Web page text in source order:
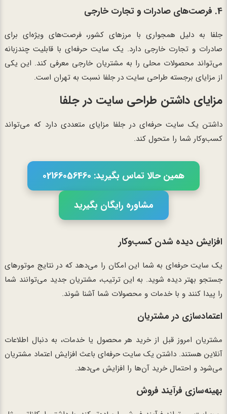
4. فرصت‌های صادرات و تجارت خارجی
جلفا به دلیل همجواری با مرزهای کشور، فرصت‌های ویژه‌ای برای
صادرات و تجارت خارجی دارد. یک سایت حرفه‌ای با قابلیت چندزبانه
می‌تواند محصولات محلی را به مشتریان خارجی معرفی کند. این یکی
از مزایای برجسته طراحی سایت در جلفا نسبت به تهران است.
مزایای داشتن طراحی سایت در جلفا
داشتن یک سایت حرفه‌ای در جلفا مزایای متعددی دارد که می‌تواند
کسب‌وکار شما را متحول کند.
همین حالا تماس بگیرید: 02166056460
مشاوره رایگان بگیرید
افزایش دیده شدن کسب‌وکار
یک سایت حرفه‌ای به شما این امکان را می‌دهد که در نتایج موتورهای
جستجو بهتر دیده شوید. به این ترتیب، مشتریان جدید می‌توانند شما
را پیدا کنند و با خدمات و محصولات شما آشنا شوند.
اعتمادسازی در مشتریان
مشتریان امروز قبل از خرید هر محصول یا خدمات، به دنبال اطلاعات
آنلاین هستند. داشتن یک سایت حرفه‌ای باعث افزایش اعتماد مشتریان
می‌شود و احتمال خرید آن‌ها را افزایش می‌دهد.
بهینه‌سازی فرآیند فروش